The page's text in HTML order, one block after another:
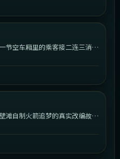
节空车厢里的乘客接二连三消
滩自制火箭追梦的真实改编故